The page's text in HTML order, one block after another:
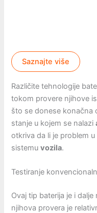
Saznajte više
Različite tehnologije
tokom provere njihove
što se donese konačna
stanje u kojem se nalazi
otkriva da li je problem
sistemuvozila.
Testiranje
Ovaj tip baterija je i
njihova provera je